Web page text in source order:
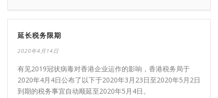
延长税务限期
2020年4月14日
有见2019冠状病毒对香港企业运作的影响，香港税务局于
2020年4月4日公布了以下于2020年3月23日至2020年5月2日
到期的税务事宜自动顺延至2020年5月4日。